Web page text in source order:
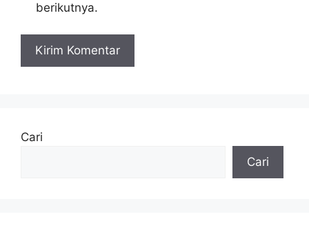
berikutnya.
Cari
Cari